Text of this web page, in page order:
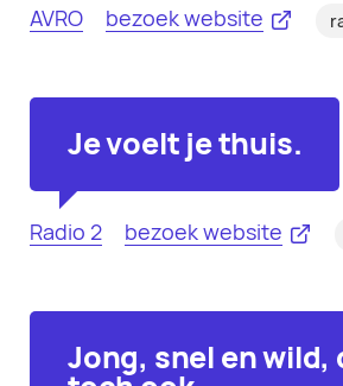
AVRO bezoek website
Je voelt je thuis.
Radio 2 bezoek website
Jong, snel en wild,